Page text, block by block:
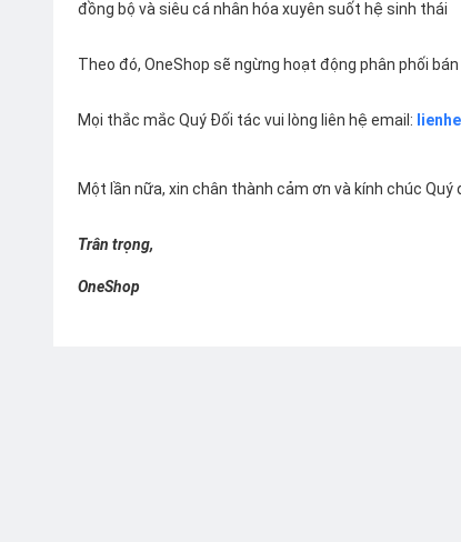
đồng bộ và siêu cá nhân hóa xuyên suốt hệ sinh thái
Theo đó, OneShop sẽ ngừng hoạt động phân phối
Mọi thắc mắc Quý Đối tác vui lòng liên hệ email:
Một lần nữa, xin chân thành cảm ơn và kính chúc
Trân trọng,
OneShop